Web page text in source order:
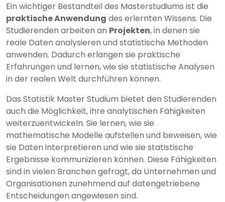
Ein wichtiger Bestandteil des Masterstudiums ist die
praktische Anwendung des erlernten Wissens. Die
Studierenden arbeiten an Projekten, in denen sie
reale Daten analysieren und statistische Methoden
anwenden. Dadurch erlangen sie praktische
Erfahrungen und lernen, wie sie statistische Analysen
in der realen Welt durchführen können.
Das Statistik Master Studium bietet den Studierenden
auch die Möglichkeit, ihre analytischen Fähigkeiten
weiterzuentwickeln. Sie lernen, wie sie
mathematische Modelle aufstellen und beweisen, wie
sie Daten interpretieren und wie sie statistische
Ergebnisse kommunizieren können. Diese Fähigkeiten
sind in vielen Branchen gefragt, da Unternehmen und
Organisationen zunehmend auf datengetriebene
Entscheidungen angewiesen sind.